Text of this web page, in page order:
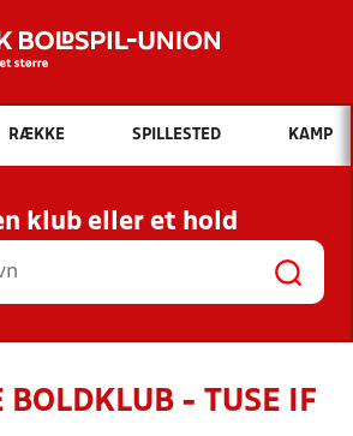
Hvad vil du søge efter?
INDHOLD OG NYHEDER
RESULTATER, KLUBBER OG
HOLD
RÆKKE SPILLESTED KAMP
klub eller et hold
BOLDKLUB - TUSE IF